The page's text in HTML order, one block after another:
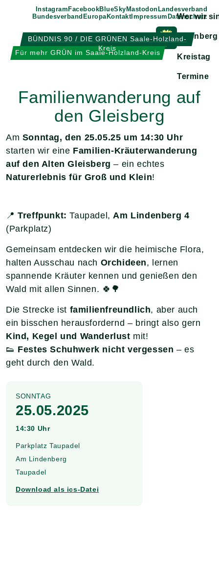
Inhalt
Instagram FacebookBlueSky Mastodon Landesverband
Bundesverband EuropaKontaktImpressum Datenschutz
BÜNDNIS 90 / DIE GRÜNEN Saale-Holzland-
Kreis
Für mehr GRÜN im Saale-Holzland-Kreis
Wer wir
Eisenberg
Zeige
Kreistag
Termine
Familienwanderung auf
den Gleisberg
Am Sonntag, den 25.05.25 um 14:30 Uhr
starten wir eine Familien-Kräuterwanderung
auf den Alten Gleisberg – ein echtes
Naturerlebnis für Groß und Klein!
📍Treffpunkt: Taupadel,Am Lindenberg 4
(Parkplatz)
Gemeinsam entdecken wir die heimische Flora,
halten Ausschau nach Orchideen, lernen
spannende Kräuter kennen und genießen den
Wald mit allen Sinnen. 🍀🌳
Die Strecke ist familienfreundlich, aber auch
ein bisschen herausfordernd – bringt also gern
Kind, Kegel und Wanderlust mit!
👟 Festes Schuhwerk nicht vergessen – es
geht durch den Wald.
SONNTAG
25.05.2025
14:30 Uhr
Parkplatz Taupadel
Am Lindenberg
Taupadel
Download als ics-Datei